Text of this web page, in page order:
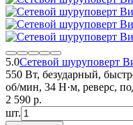
5.0Сетевой шуруповерт
550 Вт, безударный,
об/мин, 34 Н·м, реверс,
2 590 p.
шт.